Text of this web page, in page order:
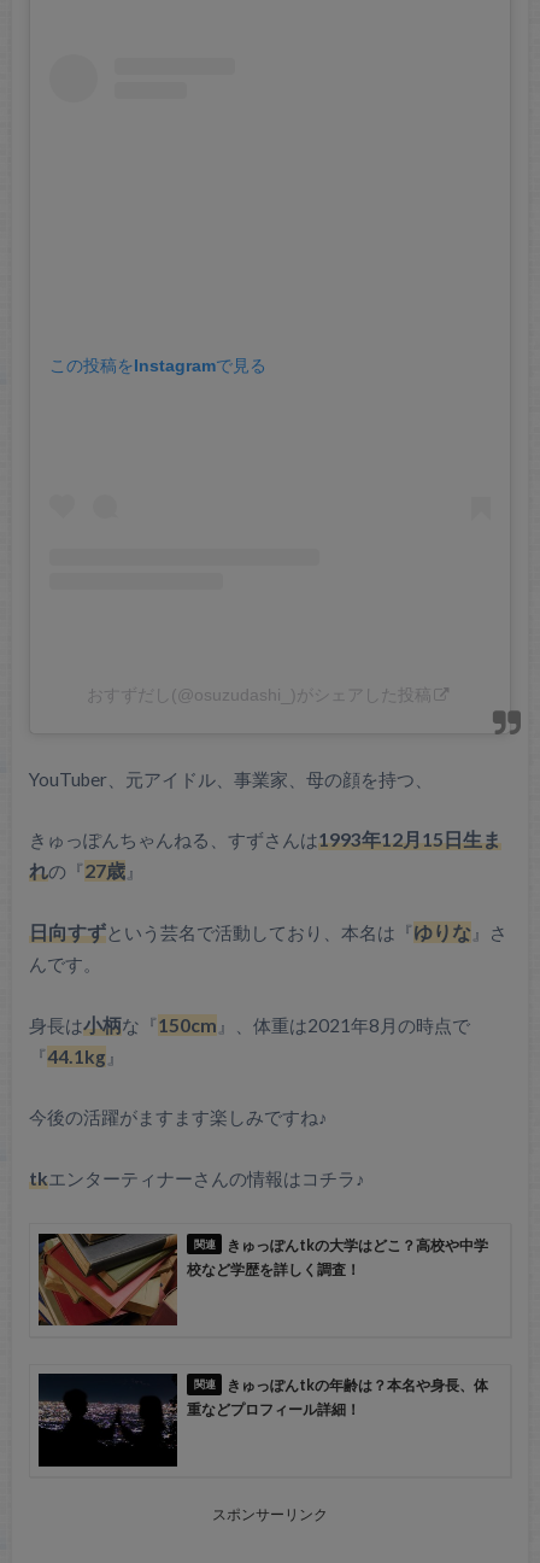
この投稿をInstagramで見る
おすずだし(@osuzudashi_)がシェアした投稿
YouTuber、元アイドル、事業家、母の顔を持つ、
きゅっぽんちゃんねる、すずさんは1993年12月15日生ま
れの『27歳』
日向すずという芸名で活動しており、本名は『ゆりな 』さ
んです。
身長は小柄な『150cm 』、体重は2021年8月の時点で
『44.1kg 』
今後の活躍がますます楽しみですね♪
tkエンターティナーさんの情報はコチラ♪
きゅっぽんtkの大学はどこ？高校や中学
校など学歴を詳しく調査！
きゅっぽんtkの年齢は？本名や身長、体
重などプロフィール詳細！
スポンサーリンク